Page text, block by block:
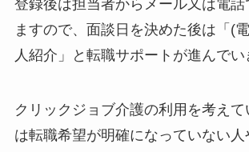
登録後は担当者からメール又は電話
ますので、面談日を決めた後は「(
人紹介」と転職サポートが進んでい
クリックジョブ介護の利用を考え
は転職希望が明確になっていない人